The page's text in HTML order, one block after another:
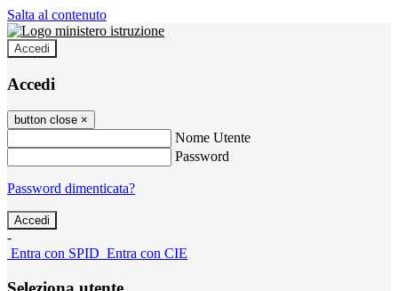
Salta al contenuto
Accedi
Accedi
button close ×
Nome Utente
Password
Password dimenticata?
-
Entra con SPID Entra con CIE